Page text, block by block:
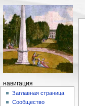
навигация
Заглавная страница
Сообщество